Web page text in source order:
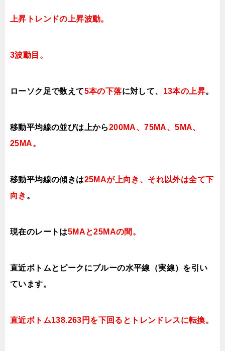
上昇トレンドの上昇波動。
3波動目。
ローソク足で数えて5本の下落に対して、 13本の上昇。
移動平均線の並びは上から200MA、75MA、5MA、
25MA。
移動平均線の傾きは25MAが上向き、それ以外は全て下
向き 。
現在のレートは5MAと25MAの間。
直近ボトムとピークにブルーの水平線（実線）を引い
ています。
直近ボトム138.263円を下回るとトレンドレスに転換。